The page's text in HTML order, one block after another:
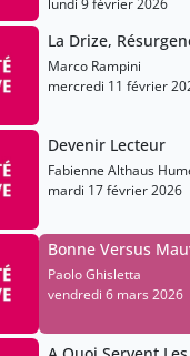
lundi 9 février 2026
La Drize,
Marco Rampini
mercredi 11 février
Devenir Lecteur
Fabienne Althaus
mardi 17 février 2026
Bonne Versus
Paolo Ghisletta
vendredi 6 mars 2026